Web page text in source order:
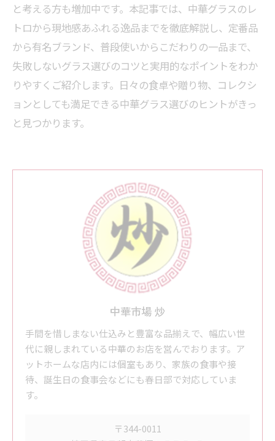
と考える方も増加中です。本記事では、中華グラスのレ
トロから現地感あふれる逸品までを徹底解説し、定番品
から有名ブランド、普段使いからこだわりの一品まで、
失敗しないグラス選びのコツと実用的なポイントをわか
りやすくご紹介します。日々の食卓や贈り物、コレクシ
ョンとしても満足できる中華グラス選びのヒントがきっ
と見つかります。
中華市場 炒
手間を惜しまない仕込みと豊富な品揃えで、幅広い世
代に親しまれている中華のお店を営んでおります。ア
ットホームな店内には個室もあり、家族の食事や接
待、誕生日の食事会などにも春日部で対応していま
す。
〒344-0011